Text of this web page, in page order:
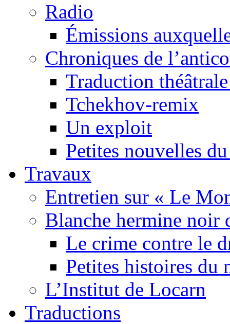
Radio
Émissions
Chroniques de
Traduction
Tchekhov-remix
Un exploit
Petites nouvelles
Travaux
Entretien sur « Le
Blanche hermine noir
Le crime contre le
Petites histoires du
L’Institut de Locarn
Traductions